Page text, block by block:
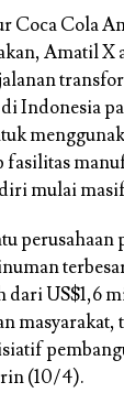
Coca Cola
Amatil X
Indonesia
fasilitas
mulai
dari US$1,6
masyarakat,
(10/4).